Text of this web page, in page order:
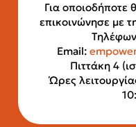
Για οποιοδήποτε
επικοινώνησε με
Email:
Πιττάκη 4
Ώρες